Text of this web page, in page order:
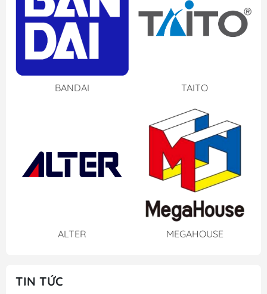
BANDAI TAITO
ALTER MEGAHOUSE
TIN TỨC